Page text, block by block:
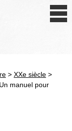
> XXe siècle >
manuel pour